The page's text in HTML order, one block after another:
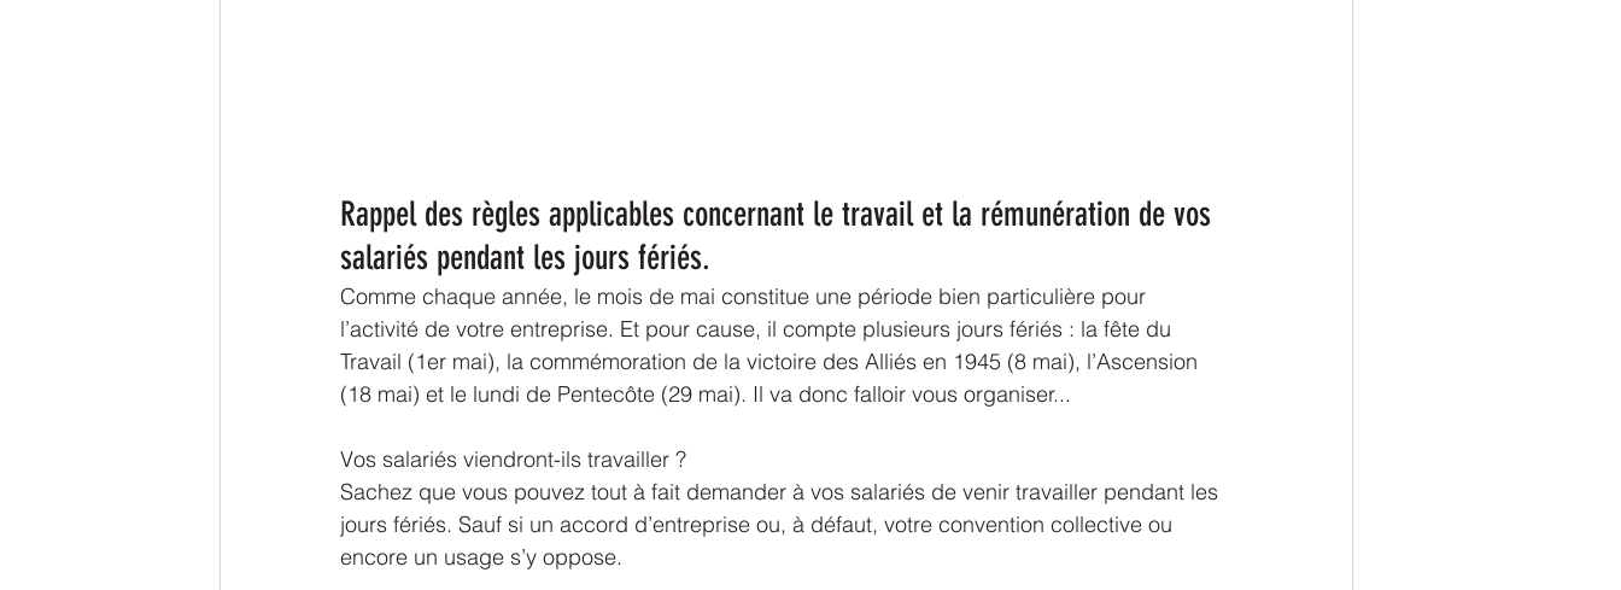
Rappel des règles applicables concernant le travail et la rémunération de vos
salariés pendant les jours fériés.
Comme chaque année, le mois de mai constitue une période bien particulière pour
l’activité de votre entreprise. Et pour cause, il compte plusieurs jours fériés : la fête du
Travail (1er mai), la commémoration de la victoire des Alliés en 1945 (8 mai), l’Ascension
(18 mai) et le lundi de Pentecôte (29 mai). Il va donc falloir vous organiser...
Vos salariés viendront-ils travailler ?
Sachez que vous pouvez tout à fait demander à vos salariés de venir travailler pendant les
jours fériés. Sauf si un accord d’entreprise ou, à défaut, votre convention collective ou
encore un usage s’y oppose.